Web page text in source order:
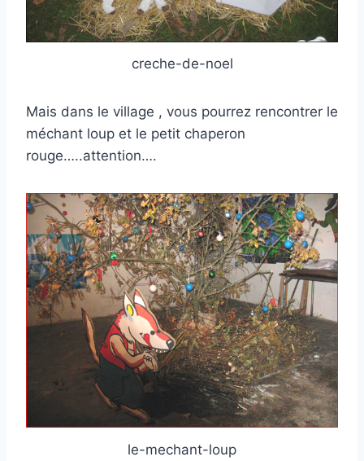
creche-de-noel
Mais dans le village , vous pourrez rencontrer le
méchant loup et le petit chaperon
rouge…..attention….
le-mechant-loup